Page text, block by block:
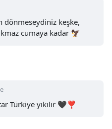
dönmeseydiniz keşke,
cumaya kadar 🦅
Türkiye yıkılır 🖤❣️